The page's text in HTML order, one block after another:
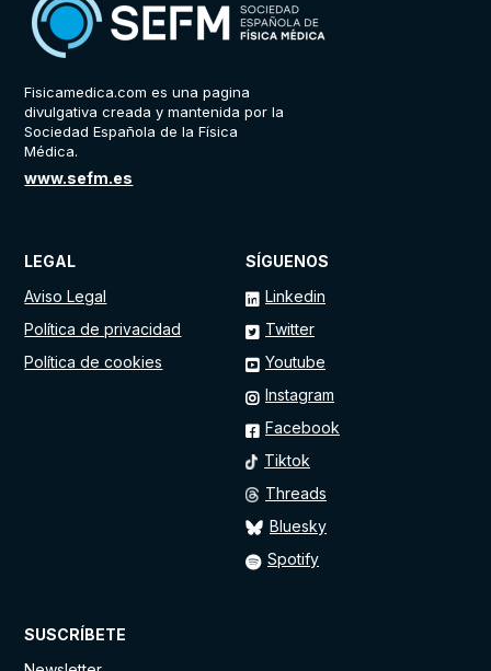
Fisicamedica.com es una pagina
divulgativa creada y mantenida por la
Sociedad Española de la Física
Médica.
www.sefm.es
SUSCRÍBETE
SÍGUENOS
Linkedin
Twitter
Youtube
Instagram
Facebook
Tiktok
Threads
Bluesky
Spotify
LEGAL
Aviso Legal
Política de privacidad
Política de cookies